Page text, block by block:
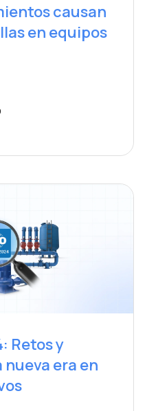
causan
en equipos
Retos y
era en